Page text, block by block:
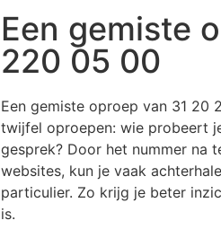
Een gemiste
220 05 00
Een gemiste oproep van 31 20
twijfel oproepen: wie probeert
gesprek? Door het nummer na
websites, kun je vaak
particulier. Zo krijg je beter
is.